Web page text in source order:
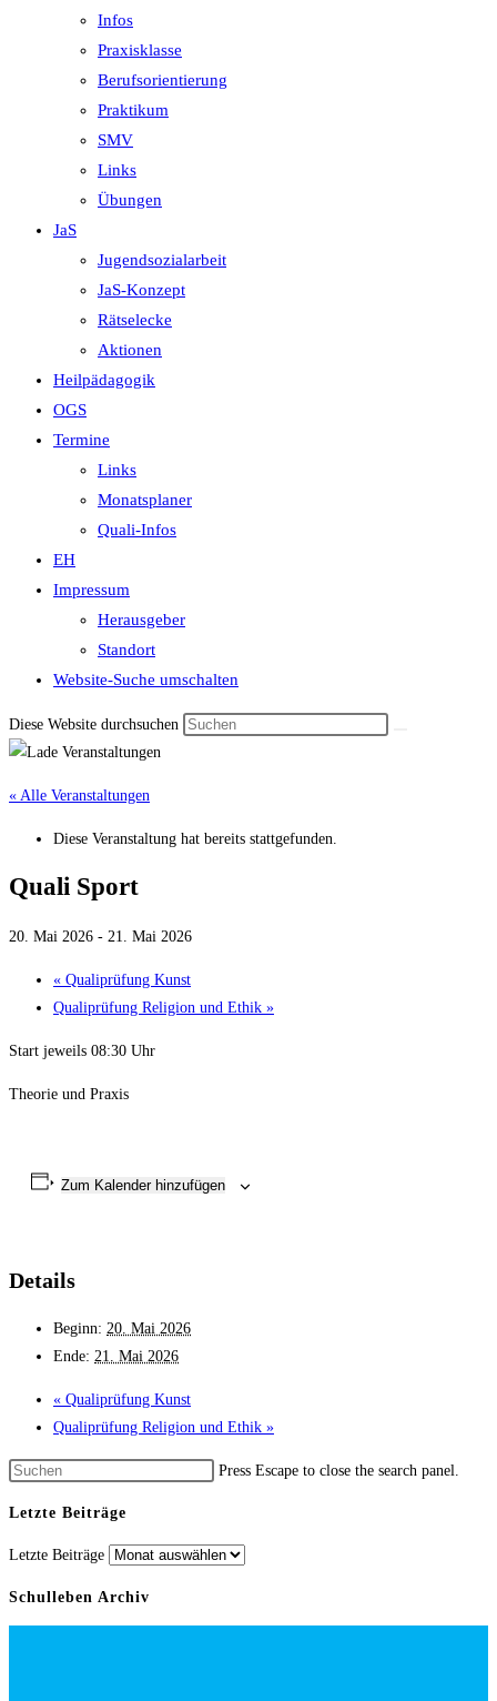
Infos
Praxisklasse
Berufsorientierung
Praktikum
SMV
Links
Übungen
JaS
Jugendsozialarbeit
JaS-Konzept
Rätselecke
Aktionen
Heilpädagogik
OGS
Termine
Links
Monatsplaner
Quali-Infos
EH
Impressum
Herausgeber
Standort
Website-Suche umschalten
Diese Website durchsuchen
« Alle Veranstaltungen
Diese Veranstaltung hat bereits stattgefunden.
Quali Sport
20. Mai 2026 - 21. Mai 2026
« Qualiprüfung Kunst
Qualiprüfung Religion und Ethik »
Start jeweils 08:30 Uhr
Theorie und Praxis
Zum Kalender hinzufügen
Details
Beginn: 20. Mai 2026
Ende: 21. Mai 2026
« Qualiprüfung Kunst
Qualiprüfung Religion und Ethik »
Press Escape to close the search panel.
Letzte Beiträge
Letzte Beiträge
Schulleben Archiv